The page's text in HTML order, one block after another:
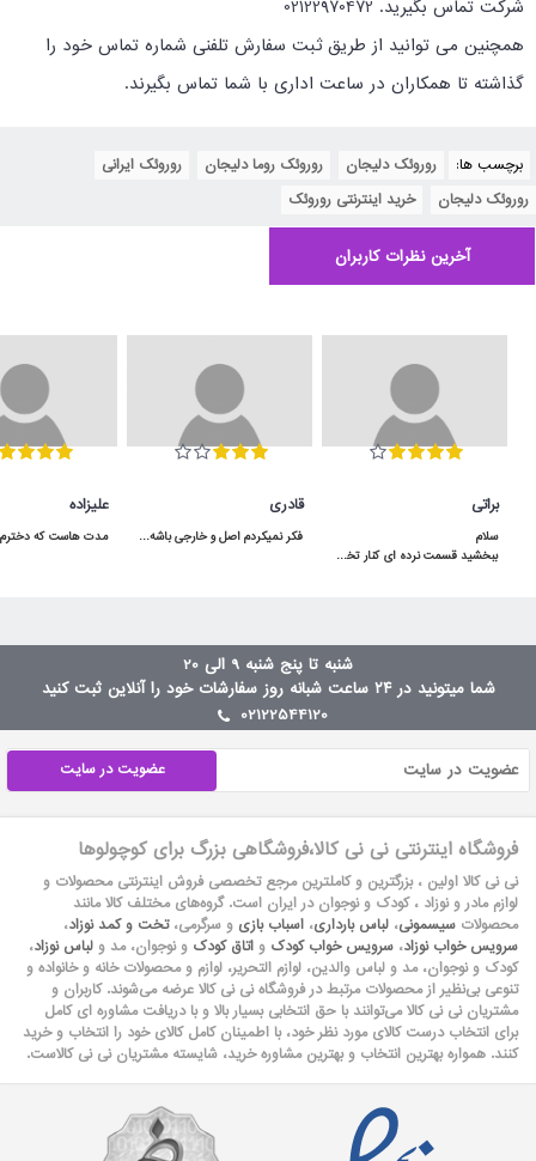
شرکت تماس بگیرید. 02122970472
همچنین می توانید از طریق ثبت سفارش تلفنی شماره تماس خود را
گذاشته تا همکاران در ساعت اداری با شما تماس بگیرند.
برچسب ها: روروئک دلیجان روروئک روما دلیجان روروئک ایرانی
روروئک دلیجان
خرید اینترنتی روروئک
آخرین نظرات کاربران
براتی
ببخشید قسمت نرده ای کنار تخت توسط لولا بالا پایین میشه یا ثابته؟سلام بالا پایین میشه
قادری
فکر نمیکردم اصل و خارجی باشه و اینقدر به موقع به دستم برسه برعکس بقیه ی پیجا که بد قولن
علیزاده
شنبه تا پنج شنبه 9 الی 20
شما میتونید در ۲۴ ساعت شبانه روز سفارشات خود را آنلاین ثبت کنید
02122544120
عضویت در سایت
فروشگاه اینترنتی نی نی کالا،فروشگاهی بزرگ برای کوچولوها
نی نی کالا اولین ، بزرگترین و کاملترین مرجع تخصصی فروش اینترنتی محصولات و
لوازم مادر و نوزاد ، کودک و نوجوان در ایران است. گروه‏‏‌های مختلف کالا مانند
محصولات سیسمونی، لباس بارداری، اسباب بازی و سرگرمی،تخت و کمد نوزاد،
سرویس خواب نوزاد، سرویس خواب کودک و اتاق کودک و نوجوان، مد و لباس نوزاد،
کودک و نوجوان، مد و لباس والدین، لوازم التحریر، لوازم و محصولات خانه و خانواده و
تنوعی بی‌نظیر از محصولات مرتبط در فروشگاه نی نی کالا عرضه می‏‏‏‌شوند. کاربران و
مشتریان نی نی‌ کالا می‏‏‌توانند با حق انتخابی بسیار بالا و با دریافت مشاوره ای کامل
برای انتخاب درست کالای مورد نظر خود، با اطمینان کامل کالای خود را انتخاب و خرید
کنند. همواره بهترین انتخاب و بهترین مشاوره خرید، شایسته مشتریان نی نی کالاست.